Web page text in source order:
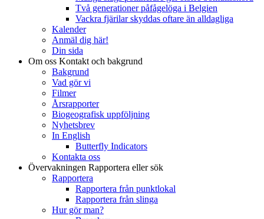
Två generationer påfågelöga i Belgien
Vackra fjärilar skyddas oftare än alldagliga
Kalender
Anmäl dig här!
Din sida
Om oss Kontakt och bakgrund
Bakgrund
Vad gör vi
Filmer
Årsrapporter
Biogeografisk uppföljning
Nyhetsbrev
In English
Butterfly Indicators
Kontakta oss
Övervakningen Rapportera eller sök
Rapportera
Rapportera från punktlokal
Rapportera från slinga
Hur gör man?